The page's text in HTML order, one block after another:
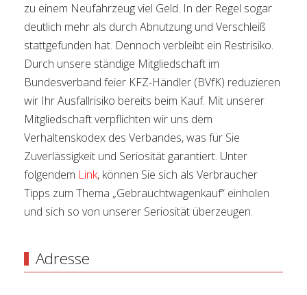
zu einem Neufahrzeug viel Geld. In der Regel sogar
deutlich mehr als durch Abnutzung und Verschleiß
stattgefunden hat. Dennoch verbleibt ein Restrisiko.
Durch unsere ständige Mitgliedschaft im
Bundesverband feier KFZ-Händler (BVfK) reduzieren
wir Ihr Ausfallrisiko bereits beim Kauf. Mit unserer
Mitgliedschaft verpflichten wir uns dem
Verhaltenskodex des Verbandes, was für Sie
Zuverlässigkeit und Seriosität garantiert. Unter
folgendem Link, können Sie sich als Verbraucher
Tipps zum Thema „Gebrauchtwagenkauf“ einholen
und sich so von unserer Seriosität überzeugen.
Adresse